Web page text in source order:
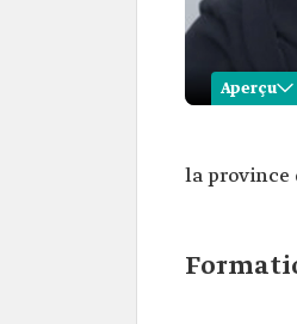
Aperçu
Nom
la province